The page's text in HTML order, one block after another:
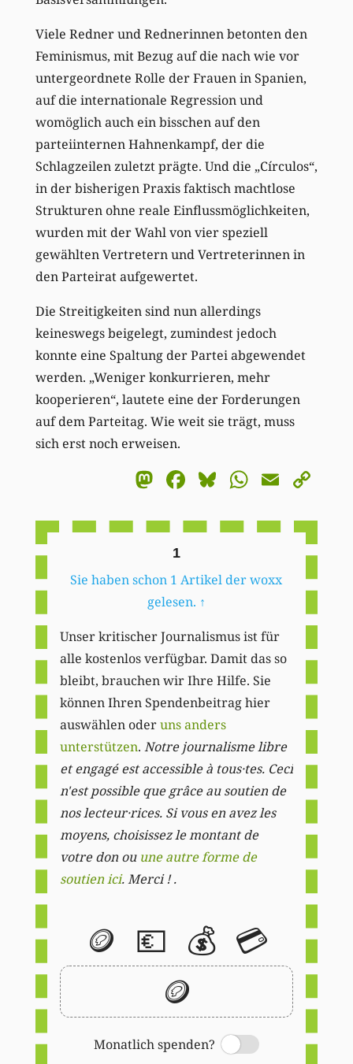
Viele Redner und Rednerinnen betonten den
Feminismus, mit Bezug auf die nach wie vor
untergeordnete Rolle der Frauen in Spanien,
auf die internationale Regression und
womöglich auch ein bisschen auf den
parteiinternen Hahnenkampf, der die
Schlagzeilen zuletzt prägte. Und die „Círculos“,
in der bisherigen Praxis faktisch machtlose
Strukturen ohne reale Einflussmöglichkeiten,
wurden mit der Wahl von vier speziell
gewählten Vertretern und Vertreterinnen in
den Parteirat aufgewertet.
Die Streitigkeiten sind nun allerdings
keineswegs beigelegt, zumindest jedoch
konnte eine Spaltung der Partei abgewendet
werden. „Weniger konkurrieren, mehr
kooperieren“, lautete eine der Forderungen
auf dem Parteitag. Wie weit sie trägt, muss
sich erst noch erweisen.
Mastodon
Facebook
BlueskyEmail
1
Sie haben schon 1 Artikel der woxx
gelesen. ↑
Unser kritischer Journalismus ist für
alle kostenlos verfügbar. Damit das so
bleibt, brauchen wir Ihre Hilfe. Sie
können Ihren Spendenbeitrag hier
auswählen oderuns anders
unterstützen. Notre journalisme libre
et engagé est accessible à tous·tes. Ceci
n'est possible que grâce au soutien de
nos lecteur·rices. Si vous en avez les
moyens, choisissez le montant de
votre don ou une autre forme de
soutien ici. Merci ! .
🪙 💶 💰 💳
🪙
Monatlich spenden?
Switch